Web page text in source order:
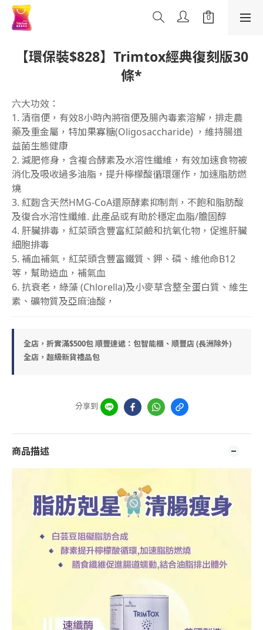
【環保裝$828】Trimtox經典復刻版30
條*
六大功效：
1. 清宿便，有效8小時內將宿便及腸內毒素溶解，排走農
藥及重金屬，特加果寡糖(Oligosaccharide) ，維持腸道
益菌生態健康
2. 減肥修身，含複合酵素及水溶性纖維，有效加速食物被
消化及吸收過多油脂，提升檸檬酸循環運作，加速脂肪燃
燒
3. 紅麴含天然HMG-CoA還原酵素抑制劑，不飽和脂肪酸
及復合水溶性纖維. 此產品或有助於穩定血脂/膽固醇
4. 肝臟排毒，紅菜頭含豐富紅菜鹼和抗氧化物，促進肝臟
細胞排毒
5. 補血補氣，紅菜頭含豐富鐵質、鉀、磷、維他命B12
等，幫助造血，補氣血
6. 抗衰老，綠藻 (Chlorella)及小麥草含整全蛋白質、維生
素、礦物質及亞麻油酸，
全店，折實滿$500包 順豐速遞：包智能櫃、順豐店 (長洲除外)
全店，超級新貨禮品包
分享到
商品描述